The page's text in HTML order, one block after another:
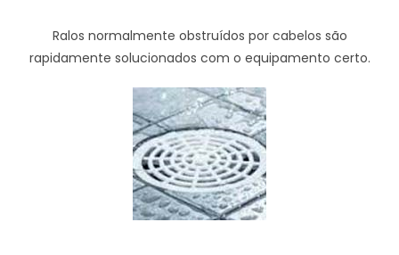
Ralos normalmente obstruídos por cabelos são
rapidamente solucionados com o equipamento certo.